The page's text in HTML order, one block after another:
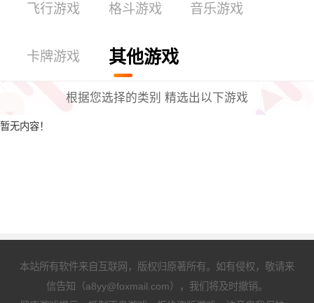
飞行游戏 格斗游戏 音乐游戏
卡牌游戏 其他游戏
根据您选择的类别 精选出以下游戏
暂无内容！
本站所有软件来自互联网，版权归原著所有。如有侵权，敬请来
信告知（a8yy@foxmail.com），我们将及时撤销。